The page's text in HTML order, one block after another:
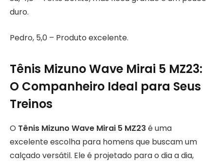
duro.
Pedro, 5,0 – Produto excelente.
Tênis Mizuno Wave Mirai 5 MZ23:
O Companheiro Ideal para Seus
Treinos
O Tênis Mizuno Wave Mirai 5 MZ23 é uma
excelente escolha para homens que buscam um
calçado versátil. Ele é projetado para o dia a dia,